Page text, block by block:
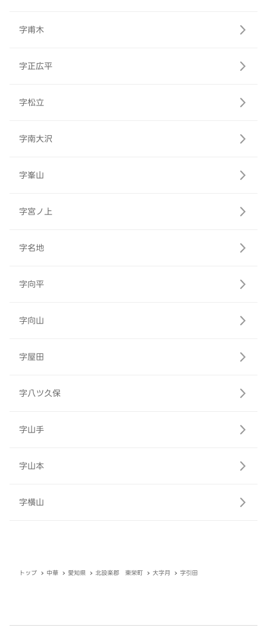
字甫木
字正広平
字松立
字南大沢
字峯山
字宮ノ上
字名地
字向平
字向山
字屋田
字八ツ久保
字山手
字山本
字横山
トップ 中華 愛知県 北設楽郡 東栄町 大字月 字引田